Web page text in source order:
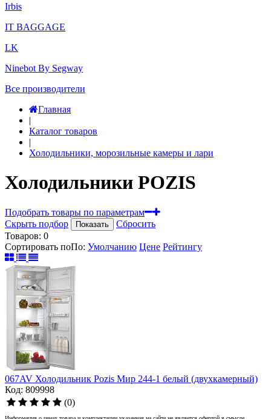
Irbis
IT BAGGAGE
LK
Ninebot By Segway
Все производители
Главная
|
Каталог товаров
|
Холодильники, морозильные камеры и лари
Холодильники POZIS
Подобрать товары по параметрам
Скрыть подбор
Показать
Сбросить
Товаров: 0
Сортировать поПо: Умолчанию Цене Рейтингу
067AV Холодильник Pozis Мир 244-1 белый (двухкамерный)
Код: 809998
(0)